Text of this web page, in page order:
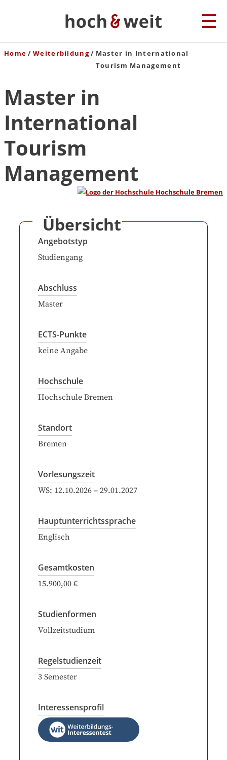
Home Weiterbildung
Master in International
Tourism Management
Master in
International
Tourism
Management
Übersicht
Angebotstyp
Studiengang
Abschluss
Master
ECTS-Punkte
keine Angabe
Hochschule
Hochschule Bremen
Standort
Bremen
Vorlesungszeit
WS: 12.10.2026 – 29.01.2027
Hauptunterrichtssprache
Englisch
Gesamtkosten
15.900,00 €
Studienformen
Vollzeitstudium
Regelstudienzeit
3 Semester
Interessensprofil